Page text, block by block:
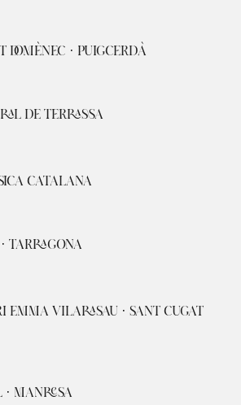
DOMÈNEC · PUIGCERDÀ
DE TERRASSA
CATALANA
TARRAGONA
EMMA VILARASAU · SANT CUGAT
· MANRESA